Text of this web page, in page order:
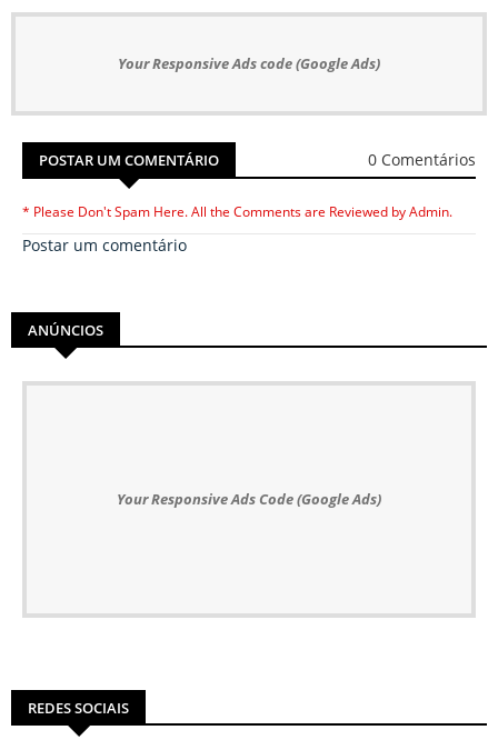
Your Responsive Ads code (Google Ads)
POSTAR UM COMENTÁRIO 0 Comentários
* Please Don't Spam Here. All the Comments are Reviewed by Admin.
Postar um comentário
ANÚNCIOS
Your Responsive Ads Code (Google Ads)
REDES SOCIAIS